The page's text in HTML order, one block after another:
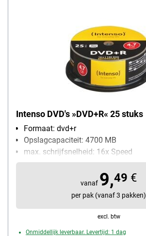
Intenso DVD's »DVD+R« 25 stuks
Formaat: dvd+r
Opslagcapaciteit: 4700 MB
max. schrijfsnelheid: 16x Speed
Inhoud per pak: 25 stuk(s)
vanaf 9,49 €
per pak (vanaf 3 pakken)
excl. btw
Onmiddellijk leverbaar. Levertijd: 1 dag